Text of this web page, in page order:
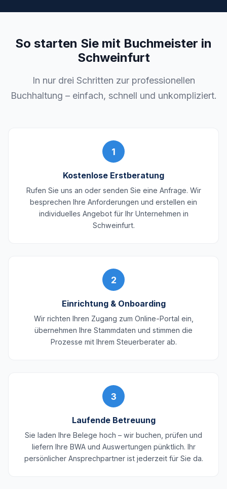
So starten Sie mit Buchmeister in
Schweinfurt
In nur drei Schritten zur professionellen
Buchhaltung – einfach, schnell und unkompliziert.
1
Kostenlose Erstberatung
Rufen Sie uns an oder senden Sie eine Anfrage. Wir
besprechen Ihre Anforderungen und erstellen ein
individuelles Angebot für Ihr Unternehmen in
Schweinfurt.
2
Einrichtung & Onboarding
Wir richten Ihren Zugang zum Online-Portal ein,
übernehmen Ihre Stammdaten und stimmen die
Prozesse mit Ihrem Steuerberater ab.
3
Laufende Betreuung
Sie laden Ihre Belege hoch – wir buchen, prüfen und
liefern Ihre BWA und Auswertungen pünktlich. Ihr
persönlicher Ansprechpartner ist jederzeit für Sie da.